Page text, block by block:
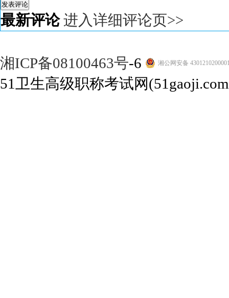
发表评论
最新评论 进入详细评论页>>
湘ICP备08100463号-6 湘公网安备
51卫生高级职称考试网